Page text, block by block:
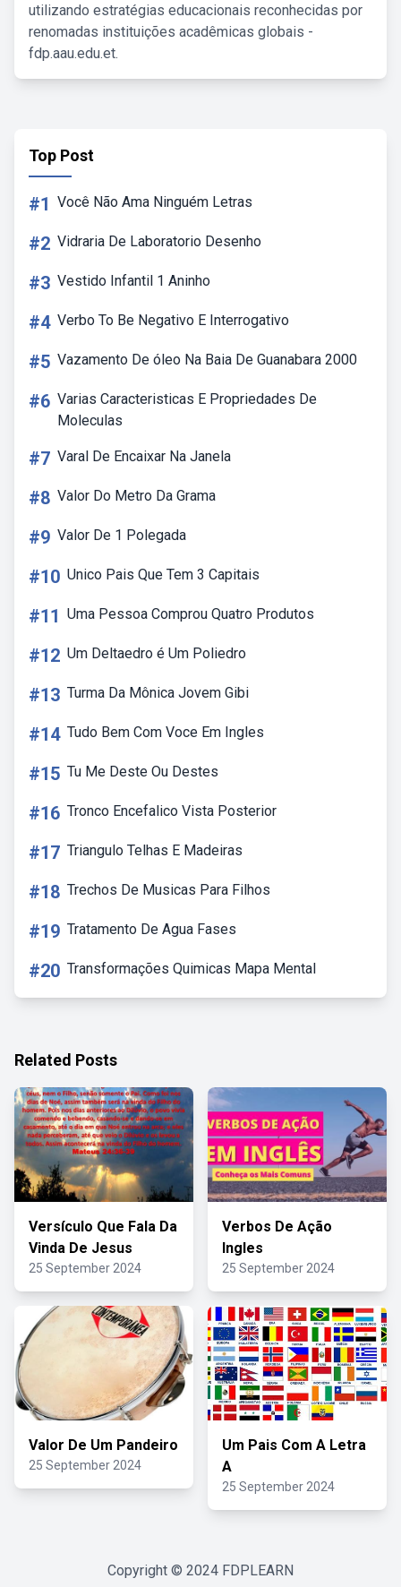
utilizando estratégias educacionais reconhecidas por
renomadas instituições acadêmicas globais -
fdp.aau.edu.et.
Top Post
#1 Você Não Ama Ninguém Letras
#2 Vidraria De Laboratorio Desenho
#3 Vestido Infantil 1 Aninho
#4 Verbo To Be Negativo E Interrogativo
#5 Vazamento De óleo Na Baia De Guanabara 2000
#6 Varias Caracteristicas E Propriedades De
Moleculas
#7 Varal De Encaixar Na Janela
#8 Valor Do Metro Da Grama
#9 Valor De 1 Polegada
#10 Unico Pais Que Tem 3 Capitais
#11 Uma Pessoa Comprou Quatro Produtos
#12 Um Deltaedro é Um Poliedro
#13 Turma Da Mônica Jovem Gibi
#14 Tudo Bem Com Voce Em Ingles
#15 Tu Me Deste Ou Destes
#16 Tronco Encefalico Vista Posterior
#17 Triangulo Telhas E Madeiras
#18 Trechos De Musicas Para Filhos
#19 Tratamento De Agua Fases
#20 Transformações Quimicas Mapa Mental
Related Posts
Versículo Que Fala Da
Vinda De Jesus
25 September 2024
Verbos De Ação
Ingles
25 September 2024
Valor De Um Pandeiro
25 September 2024
Um Pais Com A Letra
A
25 September 2024
Copyright © 2024 FDPLEARN